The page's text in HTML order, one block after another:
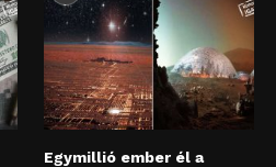
Egymillió ember él a